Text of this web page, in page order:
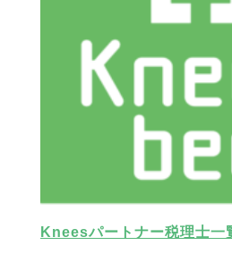
Kneesパートナー税理士一